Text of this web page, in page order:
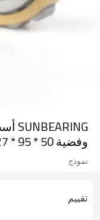
وفضية 50 * 95 * 27 ملم كروم فولاذ GCR15
نموذج
تقييم